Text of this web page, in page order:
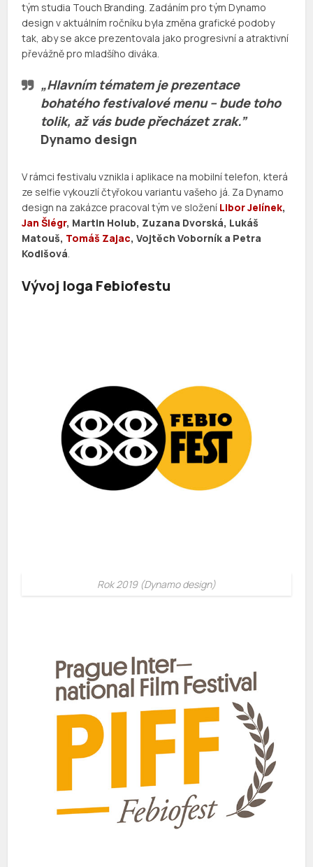
tým studia Touch Branding. Zadáním pro tým Dynamo
design v aktuálním ročníku byla změna grafické podoby
tak, aby se akce prezentovala jako progresivní a atraktivní
převážně pro mladšího diváka.
„Hlavním tématem je prezentace
bohatého festivalové menu – bude toho
tolik, až vás bude přecházet zrak.”
Dynamo design
V rámci festivalu vznikla i aplikace na mobilní telefon, která
ze selfie vykouzlí čtyřokou variantu vašeho já. Za Dynamo
design na zakázce pracoval tým ve složení Libor Jelínek,
Jan Šlégr, Martin Holub, Zuzana Dvorská, Lukáš
Matouš, Tomáš Zajac, Vojtěch Voborník a Petra
Kodišová.
Vývoj loga Febiofestu
Rok 2019 (Dynamo design)